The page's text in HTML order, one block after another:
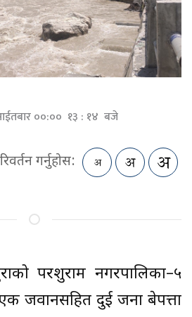
००:०० १३ : १४ बजे
गर्नुहोस:
परशुराम नगरपालिका–५
एक जवानसहित दुई जना बेपत्ता